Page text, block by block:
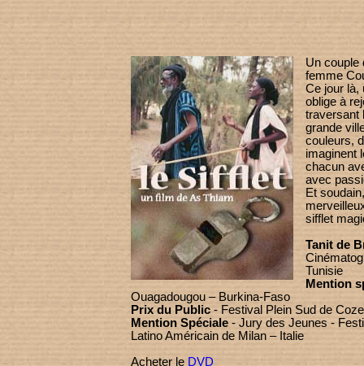
Un couple
femme
Ce jour là,
oblige à
traversant
grande
couleurs,
imaginent
chacun
avec
Et
sifflet
Tanit de
Tunisie
Mention
Ouagadougou – Burkina-Faso
Prix du Public - Festival Plein Sud de
Mention Spéciale - Jury des Jeunes -
Latino Américain de Milan – Italie
Acheter le DVD